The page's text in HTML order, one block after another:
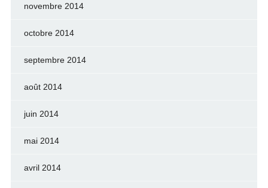
novembre 2014
octobre 2014
septembre 2014
août 2014
juin 2014
mai 2014
avril 2014